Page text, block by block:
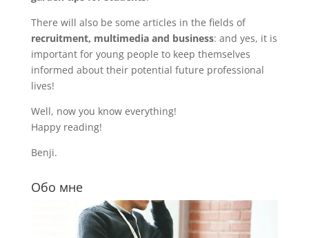
There will also be some articles in the fields of
recruitment, multimedia and business: and yes, it is
important for young people to keep themselves
informed about their potential future professional
lives!
Well, now you know everything!
Happy reading!
Benji.
Обо мне